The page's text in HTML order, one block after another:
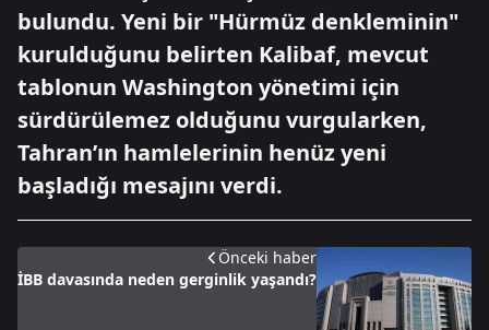
bulundu. Yeni bir "Hürmüz denkleminin"
kurulduğunu belirten Kalibaf, mevcut
tablonun Washington yönetimi için
sürdürülemez olduğunu vurgularken,
Tahran’ın hamlelerinin henüz yeni
başladığı mesajını verdi.
Önceki haber
İBB davasında neden gerginlik yaşandı?